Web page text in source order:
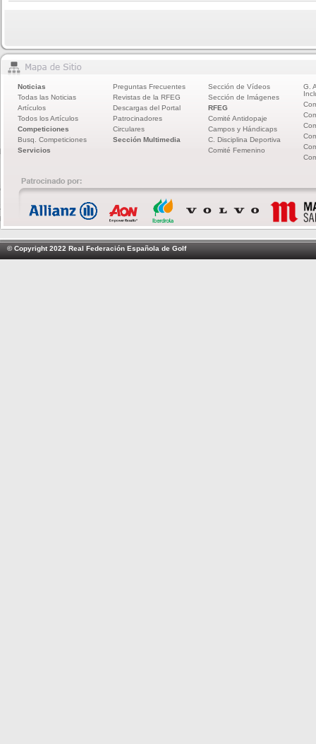
Noticias
Todas las Noticias
Artículos
Todos los Artículos
Competiciones
Busq. Competiciones
Servicios
Preguntas Frecuentes
Revistas de la RFEG
Descargas del Portal
Patrocinadores
Circulares
Sección Multimedia
Sección de Vídeos
Sección de Imágenes
RFEG
Comité Antidopaje
Campos y Hándicaps
C. Disciplina Deportiva
Comité Femenino
G.
© Copyright 2022 Real Federación Española de Golf